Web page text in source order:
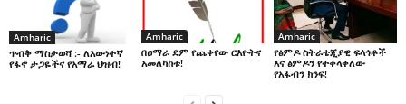
Amharic
ጥብቅ ማስታወሻ :- ለእውነተኛ
የፋኖ ታጋዬችና የአማራ ህዝብ!
Amharic
በዐማራ ደም የጨቀየው ርእዮትና
አመለካከቱ!
Amharic
የፅምዶ ስትራቴጂያዊ ፍላጎቶች
እና ፅምዶን የተቀላቀለው
የአፋብን ክንፍ!